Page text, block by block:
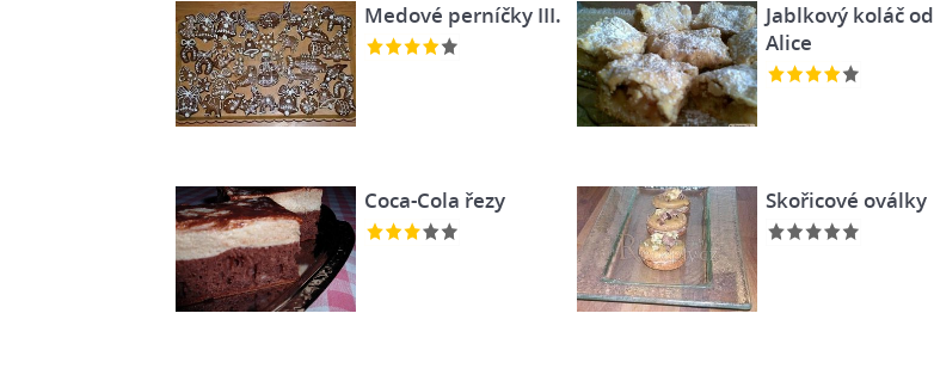
Medové perníčky III.
Jablkový koláč od
Alice
Coca-Cola řezy Skořicové oválky